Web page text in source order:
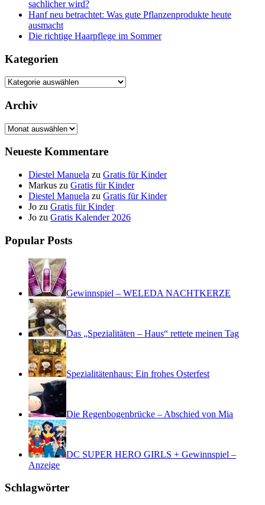
sachlicher wird?
Hanf neu betrachtet: Was gute Pflanzenprodukte heute
ausmacht
Die richtige Haarpflege im Sommer
Kategorien
Kategorien
Archiv
Archiv
Neueste Kommentare
Diestel Manuela zu Gratis für Kinder
Markus zu Gratis für Kinder
Diestel Manuela zu Gratis für Kinder
Jo zu Gratis für Kinder
Jo zu Gratis Kalender 2026
Popular Posts
Gewinnspiel – WELEDA NACHTKERZE
Das „Spezialitäten – Haus“ rettete meinen Tag
Spezialitätenhaus: Ein frohes Osterfest
Die Regenbogenbrücke – Abschied von Mia
DC SUPER HERO GIRLS + Gewinnspiel –
Anzeige
Schlagwörter